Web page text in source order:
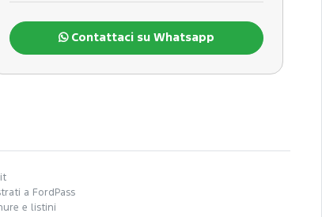
Contattaci su Whatsapp
a FordPass
e listini